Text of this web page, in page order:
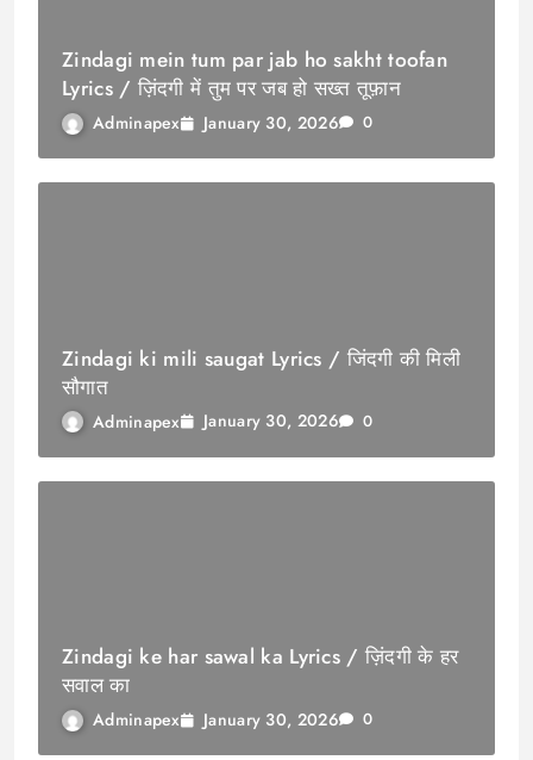
Zindagi mein tum par jab ho sakht toofan
Lyrics / ज़िंदगी में तुम पर जब हो सख्त तूफ़ान
Adminapex January 30, 2026 0
Zindagi ki mili saugat Lyrics / जिंदगी की मिली
सौगात
Adminapex January 30, 2026 0
Zindagi ke har sawal ka Lyrics / ज़िंदगी के हर
सवाल का
Adminapex January 30, 2026 0